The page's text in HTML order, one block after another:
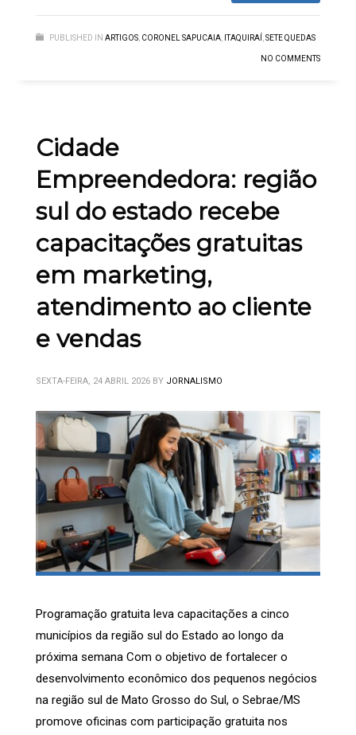
PUBLISHED IN ARTIGOS CORONEL SAPUCAIA ITAQUIRAÍ SETE QUEDAS
NO COMMENTS
Cidade
Empreendedora: região
sul do estado recebe
capacitações gratuitas
em marketing,
atendimento ao cliente
e vendas
SEXTA-FEIRA, 24 ABRIL 2026 BY JORNALISMO
Programação gratuita leva capacitações a cinco
municípios da região sul do Estado ao longo da
próxima semana Com o objetivo de fortalecer o
desenvolvimento econômico dos pequenos negócios
na região sul de Mato Grosso do Sul, o Sebrae/MS
promove oficinas com participação gratuita nos